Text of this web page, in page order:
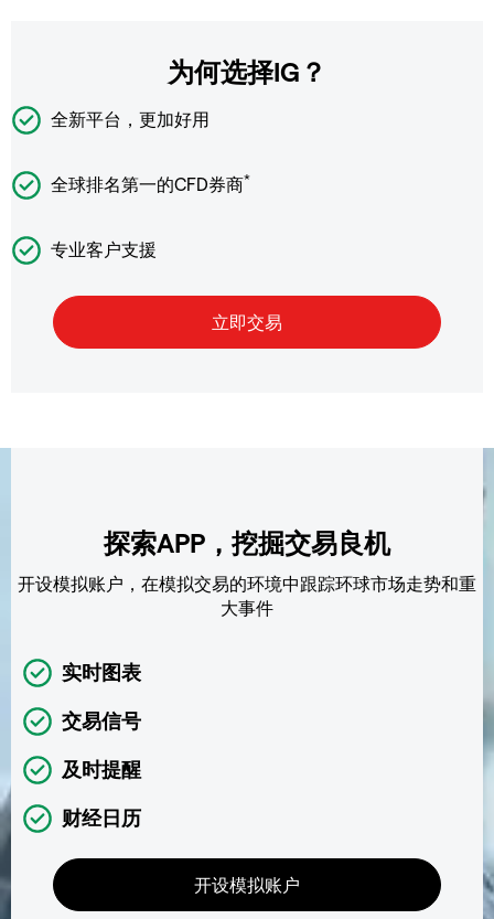
为何选择IG？
全新平台，更加好用
全球排名第一的CFD券商*
专业客户支援
探索APP，挖掘交易良机
开设模拟账户，在模拟交易的环境中跟踪环球市场走势和重
大事件
实时图表
交易信号
及时提醒
财经日历